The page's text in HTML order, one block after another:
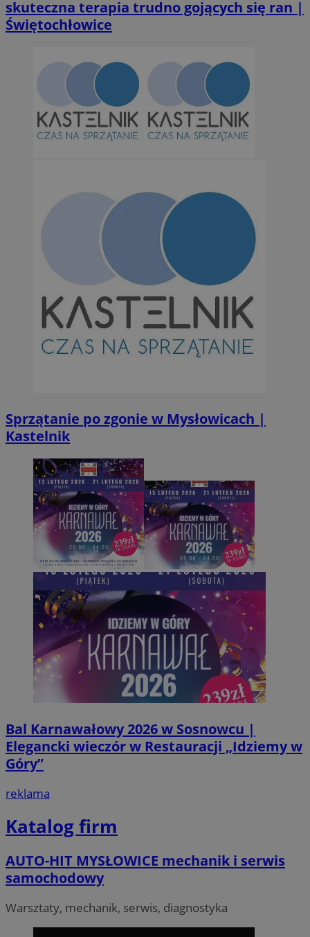
skuteczna terapia trudno gojących się ran |
Świętochłowice
Sprzątanie po zgonie w Mysłowicach |
Kastelnik
Bal Karnawałowy 2026 w Sosnowcu |
Elegancki wieczór w Restauracji „Idziemy w
Góry”
reklama
Katalog firm
AUTO-HIT MYSŁOWICE mechanik i serwis
samochodowy
Warsztaty, mechanik, serwis, diagnostyka